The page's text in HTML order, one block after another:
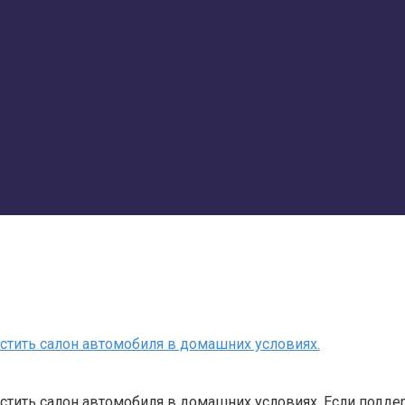
салон автомобиля в домашних условиях.